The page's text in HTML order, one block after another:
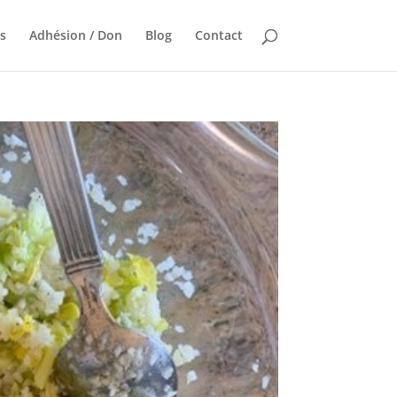
Adhésion / Don Blog Contact